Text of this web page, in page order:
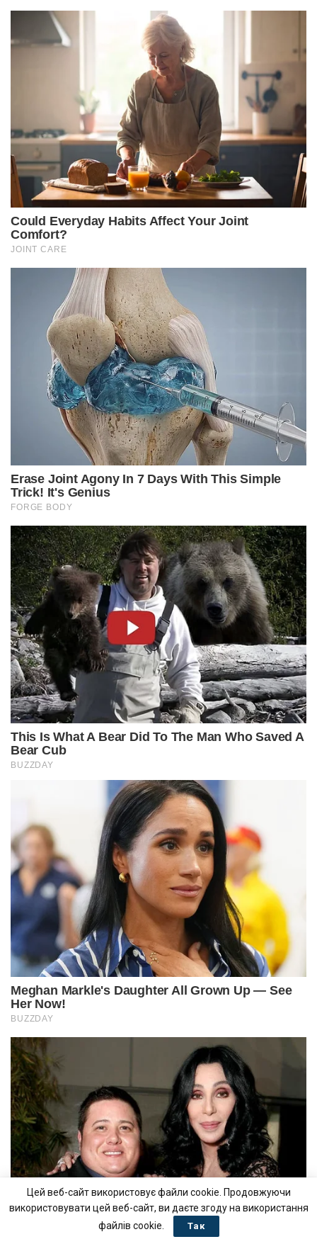
Цей веб-сайт використовує файли cookie. Продовжуючи
використовувати цей веб-сайт, ви даєте згоду на використання
файлів cookie.
Так